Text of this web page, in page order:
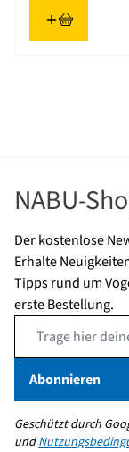
NABU-
Der kostenlose
Erhalte
Tipps rund um
erste Bestellung.
Abonnieren
Geschützt durch
und